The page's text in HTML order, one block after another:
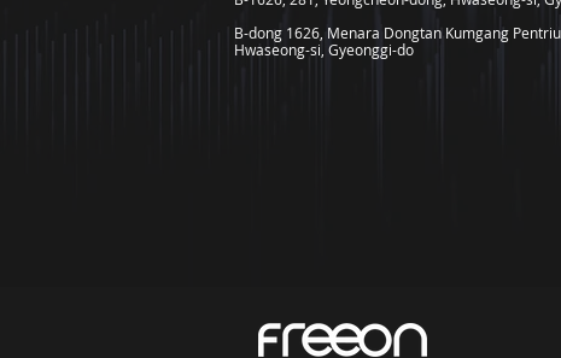
B-dong 1626, Menara Dongtan Kumgang
Hwaseong-si, Gyeonggi-do